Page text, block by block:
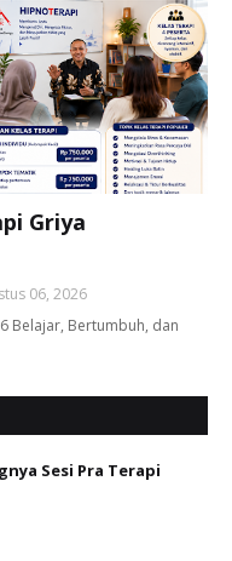
Griya
06, 2026
Belajar, Bertumbuh, dan
Sesi Pra Terapi